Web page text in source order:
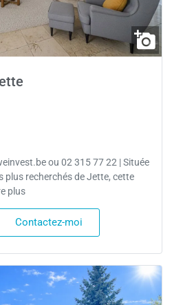
ou 02 315 77 22 | Située
plus recherchés de Jette, cette
plus
Contactez-moi